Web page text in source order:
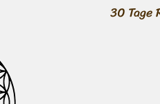
30 Tage